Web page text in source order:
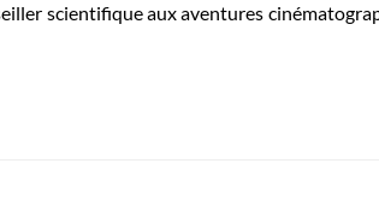
scientifique aux aventures